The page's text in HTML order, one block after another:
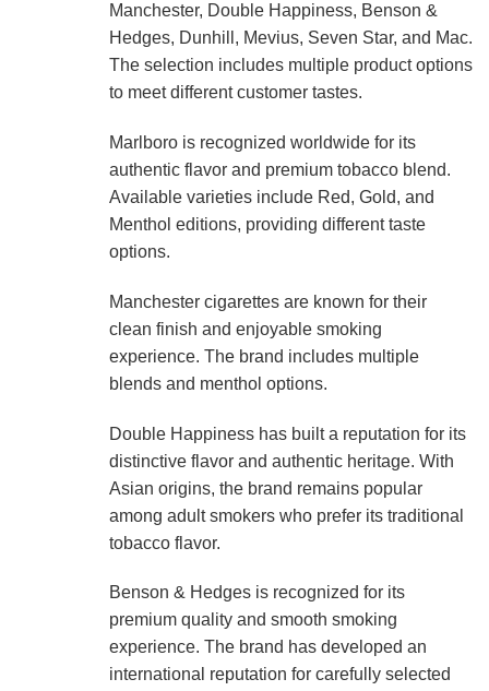
Manchester, Double Happiness, Benson &
Hedges, Dunhill, Mevius, Seven Star, and Mac.
The selection includes multiple product options
to meet different customer tastes.
Marlboro is recognized worldwide for its
authentic flavor and premium tobacco blend.
Available varieties include Red, Gold, and
Menthol editions, providing different taste
options.
Manchester cigarettes are known for their
clean finish and enjoyable smoking
experience. The brand includes multiple
blends and menthol options.
Double Happiness has built a reputation for its
distinctive flavor and authentic heritage. With
Asian origins, the brand remains popular
among adult smokers who prefer its traditional
tobacco flavor.
Benson & Hedges is recognized for its
premium quality and smooth smoking
experience. The brand has developed an
international reputation for carefully selected